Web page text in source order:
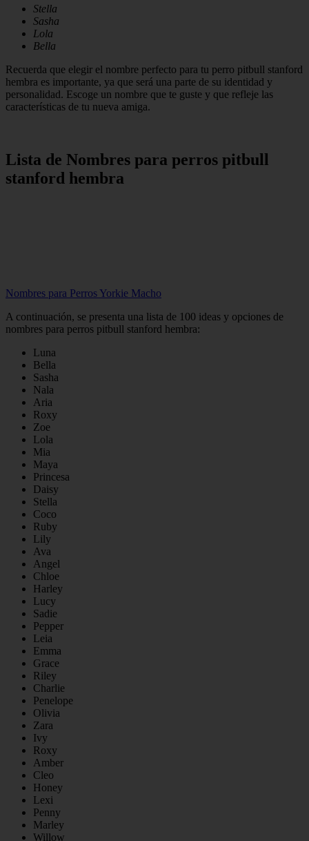
Stella
Sasha
Lola
Bella
Recuerda que elegir el nombre perfecto para tu perro pitbull stanford
hembra es importante, ya que será una parte de su identidad y
personalidad. Escoge un nombre que te guste y que refleje las
características de tu nueva amiga.
Lista de Nombres para perros pitbull
stanford hembra
Nombres para Perros Yorkie Macho
A continuación, se presenta una lista de 100 ideas y opciones de
nombres para perros pitbull stanford hembra:
Luna
Bella
Sasha
Nala
Aria
Roxy
Zoe
Lola
Mia
Maya
Princesa
Daisy
Stella
Coco
Ruby
Lily
Ava
Angel
Chloe
Harley
Lucy
Sadie
Pepper
Leia
Emma
Grace
Riley
Charlie
Penelope
Olivia
Zara
Ivy
Roxy
Amber
Cleo
Honey
Lexi
Penny
Marley
Willow